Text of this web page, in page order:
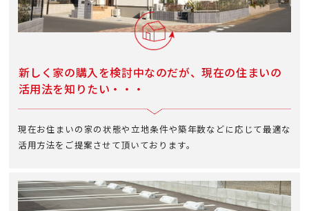
新しく家の購入を検討中なのだが、現在の住まいの
活用法を知りたい・・・
現在お住まいの家の状態や立地条件や築年数などに応じて最適な
活用方法をご提案させて頂いております。